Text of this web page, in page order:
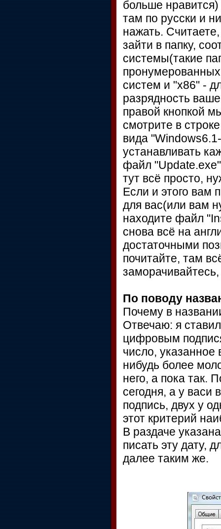
больше
там по русски и
нажать.
зайти в папку,
системы(такие
систем и "x86" -
разрядность
правой кнопкой
смотрите в
вида
устанавливать
файл "Update.exe"
тут всё просто,
Если и этого вам
для вас(или вам
находите файл
снова всё на
достаточными
почитайте, там
По поводу
Почему в
Отвечаю: я
цифровым
число, указанное
нибудь более
него, а пока так.
сегодня, а у васи
подпись, двух у
этот критерий
В раздаче
писать эту дату,
далее таким же.